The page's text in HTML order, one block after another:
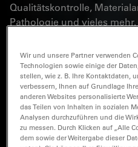
Qualitätskontrolle,
Pathologie und vieles
Verbesserung der
Fertigungsprozessen
pathologischen Diagnose
Wir und unsere Partner verwenden
Technologien sowie einige der
stellen, wie z. B. Ihre Kontaktdaten,
verbessern, Ihnen auf Grundlage
anderen Websites personalisierte
das Teilen von Inhalten in sozialen
Analysen durchzuführen und die
zu messen. Durch Klicken auf „Alle
dem sowie der Weitergabe dieser